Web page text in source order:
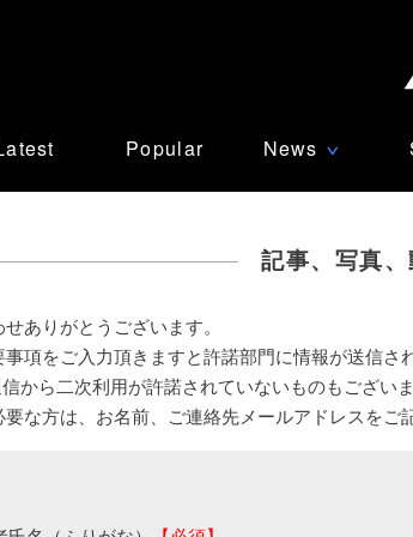
Popular News ∨
記事、写真
ありがとうございます。
事項をご入力頂きますと許諾部門に情報が送信さ
から二次利用が許諾されていないものもござい
要な方は、お名前、ご連絡先メールアドレスをご